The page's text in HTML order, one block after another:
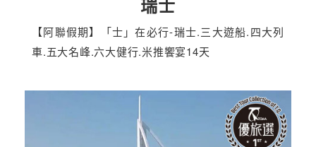
瑞士
【阿聯假期】「士」在必行-瑞士.三大遊船.四大列
車.五大名峰.六大健行.米推饗宴14天